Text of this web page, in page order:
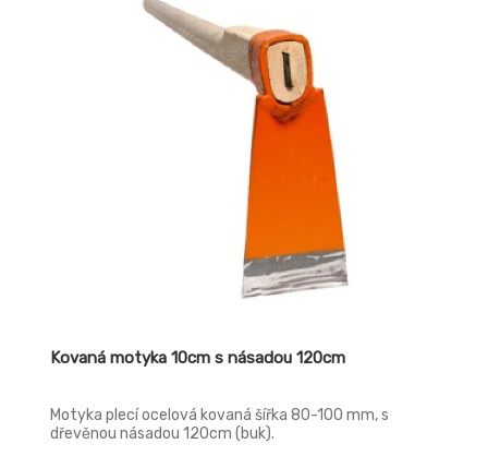
Kovaná motyka 10cm s násadou 120cm
Motyka plecí ocelová kovaná šířka 80-100 mm, s
dřevěnou násadou 120cm (buk).